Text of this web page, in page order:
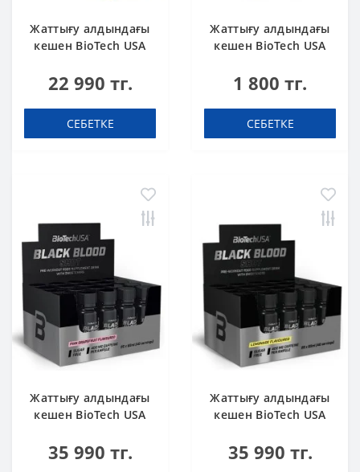
Жаттығу алдындағы
кешен BioTech USA
Blood orange 340 g
22 990 тг.
СЕБЕТКЕ
Жаттығу алдындағы
кешен BioTech USA
Lemonade 60 ml шот
1 800 тг.
СЕБЕТКЕ
Жаттығу алдындағы
кешен BioTech USA
Pink grapefruit 60 ml
35 990 тг.
Жаттығу алдындағы
кешен BioTech USA
Pink lemonade 60 ml
35 990 тг.